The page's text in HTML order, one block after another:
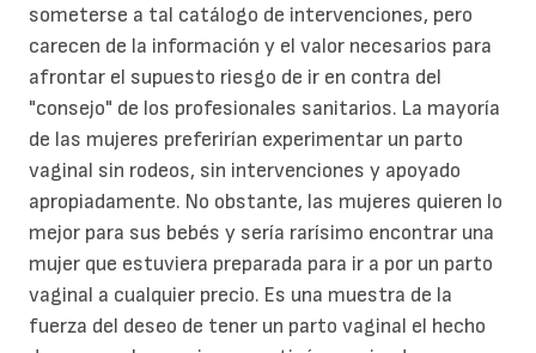
someterse a tal catálogo de intervenciones, pero
carecen de la información y el valor necesarios para
afrontar el supuesto riesgo de ir en contra del
"consejo" de los profesionales sanitarios. La mayoría
de las mujeres preferirían experimentar un parto
vaginal sin rodeos, sin intervenciones y apoyado
apropiadamente. No obstante, las mujeres quieren lo
mejor para sus bebés y sería rarísimo encontrar una
mujer que estuviera preparada para ir a por un parto
vaginal a cualquier precio. Es una muestra de la
fuerza del deseo de tener un parto vaginal el hecho